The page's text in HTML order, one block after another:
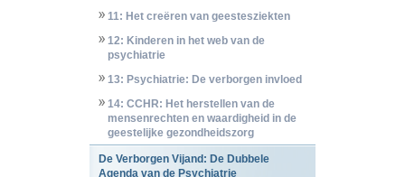
11: Het creëren van geestesziekten
12: Kinderen in het web van de
psychiatrie
13: Psychiatrie: De verborgen invloed
14: CCHR: Het herstellen van de
mensenrechten en waardigheid in de
geestelijke gezondheidszorg
De Verborgen Vijand: De Dubbele
Agenda van de Psychiatrie